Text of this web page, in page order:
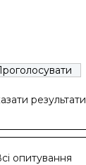
результати
опитування